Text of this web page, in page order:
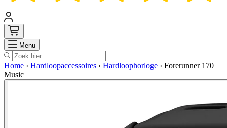
Menu Zoek
Home › Hardloopaccessoires › Hardloophorloge › Forerunner 170
Music